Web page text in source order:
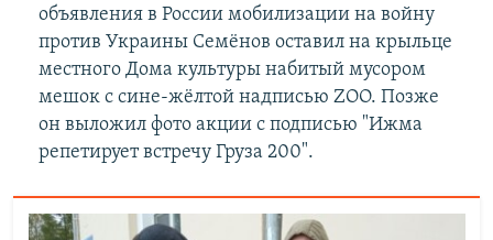
объявления в России мобилизации на войну
против Украины Семёнов оставил на крыльце
местного Дома культуры набитый мусором
мешок с сине-жёлтой надписью ZOO. Позже
он выложил фото акции с подписью "Ижма
репетирует встречу Груза 200".